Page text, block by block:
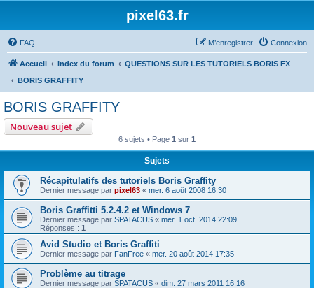
pixel63.fr
FAQ Connexion
M’enregistrer
Accueil Index du forum
QUESTIONS SUR LES TUTORIELS BORIS FX
BORIS GRAFFITY
BORIS GRAFFITY
Nouveau sujet
6 sujets • Page 1 sur 1
Sujets
Récapitulatifs des tutoriels Boris Graffity
Dernier message par pixel63 « mer. 6 août 2008 16:30
Boris Graffitti 5.2.4.2 et Windows 7
Dernier message par SPATACUS « mer. 1 oct. 2014 22:09
Réponses : 1
Avid Studio et Boris Graffiti
Dernier message par FanFree « mer. 20 août 2014 17:35
Problème au titrage
Dernier message par SPATACUS « dim. 27 mars 2011 16:16